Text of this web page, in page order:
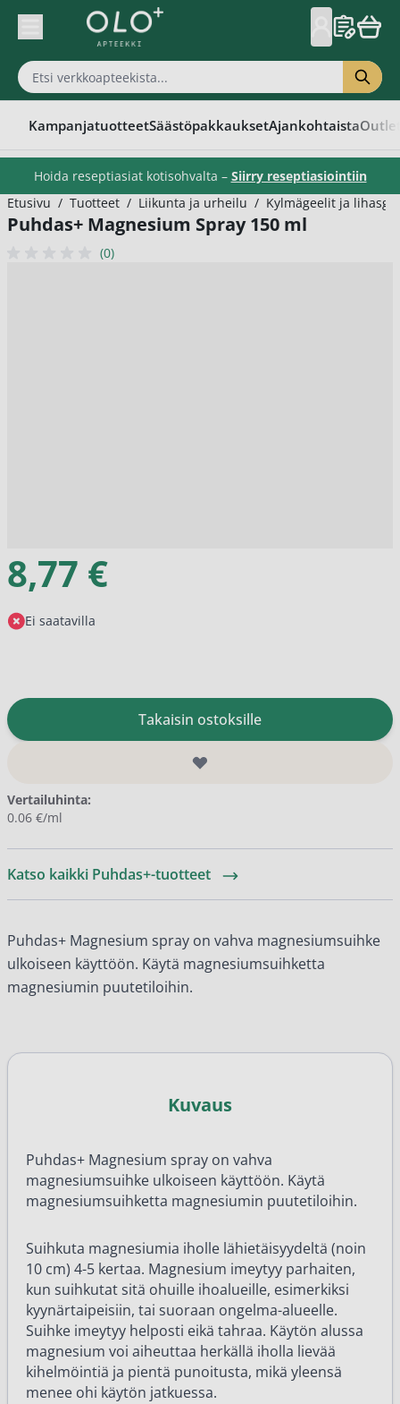
Skip to Content
KampanjatuotteetSäästöpakkauksetAjankohtaista
Hoida reseptiasiat kotisohvalta – Siirry reseptiasiointiin
Etusivu / Tuotteet / Liikunta ja urheilu / Kylmägeelit ja
Puhdas+ Magnesium Spray 150 ml
(0)
8,77 €
Ei saatavilla
Takaisin ostoksille
Vertailuhinta:
0.06 €/ml
Katso kaikki Puhdas+-tuotteet
Puhdas+ Magnesium spray on vahva magnesiumsuihke
ulkoiseen käyttöön. Käytä magnesiumsuihketta
magnesiumin puutetiloihin.
Kuvaus
Puhdas+ Magnesium spray on vahva
magnesiumsuihke ulkoiseen käyttöön. Käytä
magnesiumsuihketta magnesiumin puutetiloihin.
Suihkuta magnesiumia iholle lähietäisyydeltä (noin
10 cm) 4-5 kertaa. Magnesium imeytyy parhaiten,
kun suihkutat sitä ohuille ihoalueille, esimerkiksi
kyynärtaipeisiin, tai suoraan ongelma-alueelle.
Suihke imeytyy helposti eikä tahraa. Käytön alussa
magnesium voi aiheuttaa herkällä iholla lievää
kihelmöintiä ja pientä punoitusta, mikä yleensä
menee ohi käytön jatkuessa.